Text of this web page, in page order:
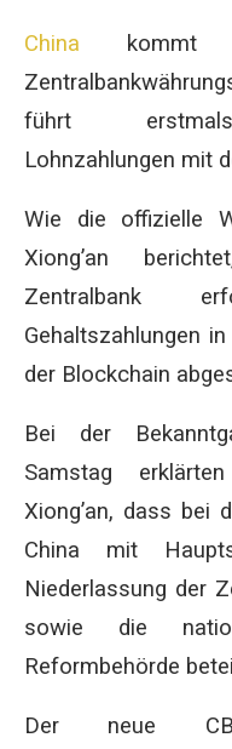
China kommt
führt
Lohnzahlungen mit
Wie die offizielle
Xiong’an
Zentralbank
Gehaltszahlungen
der Blockchain
Bei der
Samstag
Xiong’an, dass bei
China mit
Niederlassung der
sowie die
Reformbehörde
Der neue